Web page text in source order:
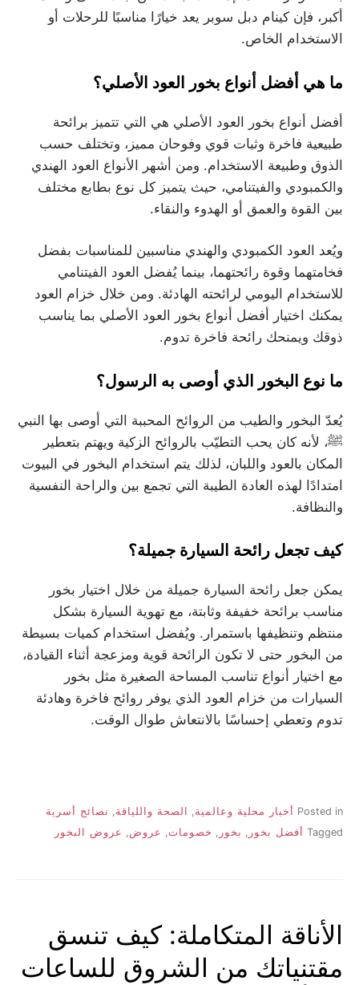
أكبر، فإن كينام دبل سوبر يعد خيارًا مناسبًا للرحلات أو
الاستخدام الخاص.
ما هي أفضل أنواع بخور العود الأصلي؟
أفضل أنواع بخور العود الأصلي هي التي تتميز برائحة
طبيعية فاخرة وثبات قوي وفوحان مميز، وتختلف حسب
الذوق وطبيعة الاستخدام. ومن أشهر الأنواع العود الهندي
والكمبودي والفيتنامي، حيث يتميز كل نوع بطابع مختلف
بين القوة والعمق أو الهدوء والنقاء.
ويُعد العود الكمبودي والهندي مناسبين للمناسبات بفضل
فخامتهما وقوة رائحتهما، بينما يُفضل العود الفيتنامي
للاستخدام اليومي لرائحته الهادئة. ومن خلال خزام العود
يمكنك اختيار أفضل أنواع بخور العود الأصلي بما يناسب
ذوقك ويمنحك رائحة فاخرة تدوم.
ما نوع البخور الذي أوصى به الرسول؟
يُعدّ البخور والطيب من الروائح المحببة التي أوصى بها النبي
ﷺ، لأنه كان يحب التطيّب بالروائح الزكية ويهتم بتعطير
المكان بالعود واللبان، لذلك يتم استخدام البخور في البيوت
امتدادًا لهذه العادة الطيبة التي تجمع بين والراحة النفسية
والنظافة.
كيف تجعل رائحة السيارة جميلة؟
يمكن جعل رائحة السيارة جميلة من خلال اختيار بخور
مناسب برائحة خفيفة وثابتة، مع تهوية السيارة بشكل
منتظم وتنظيفها باستمرار. ويُفضل استخدام كميات بسيطة
من البخور حتى لا تكون الرائحة قوية ومزعجة أثناء القيادة،
مع اختيار أنواع تناسب المساحة الصغيرة مثل بخور
السيارات من خزام العود الذي يوفر روائح فاخرة وهادئة
تدوم وتعطي إحساسًا بالانتعاش طوال الوقت.
Posted in أخبار محلية وعالمية الصحة واللياقة
نصائح أسرية
Tagged أفضل بخور , بخور , خصومات, عروض, عروض البخور
الأناقة المتكاملة: كيف تنسق
مقتنياتك من الشروق للساعات